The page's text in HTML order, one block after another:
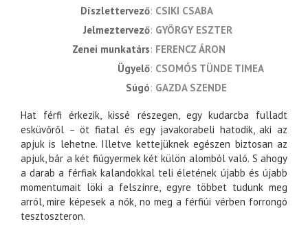
díszlettervező CSIKI CSABA
jelmeztervező GYÖRGY ESZTER
zenei munkatárs FERENCZ ÁRON
ügyelő CSOMÓS TÜNDE TIMEA
súgó GAZDA SZENDE
Hat férfi érkezik, kissé részegen, egy kudarcba fulladt
esküvőről – öt fiatal és egy javakorabeli hatodik, aki az
apjuk is lehetne. Illetve kettejüknek egészen biztosan az
apjuk, bár a két fiúgyermek két külön alomból való. S ahogy
a darab a férfiak kalandokkal teli életének újabb és újabb
momentumait löki a felszínre, egyre többet tudunk meg
arról, mire képesek a nők, no meg a férfiúi vérben forrongó
tesztoszteron.